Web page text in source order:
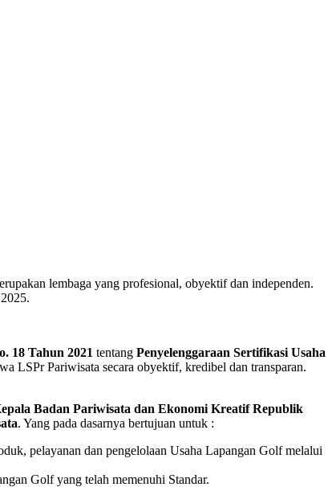
lembaga yang profesional, obyektif dan independen.
18 Tahun 2021 tentang Penyelenggaraan Sertifikasi Usaha
LSPr Pariwisata secara obyektif, kredibel dan transparan.
Badan Pariwisata dan Ekonomi Kreatif Republik
. Yang pada dasarnya bertujuan untuk :
pelayanan dan pengelolaan Usaha Lapangan Golf melalui
Golf yang telah memenuhi Standar.